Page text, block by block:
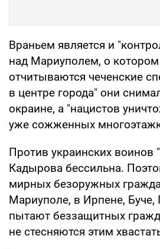
Враньем является и
над Мариуполем, о
отчитываются чеченские
в центре города" они
окраине, а "нацистов
уже сожженных
Против украинских воинов
Кадырова бессильна.
мирных безоружных
Мариуполе, в Ирпене, Буче,
пытают беззащитных
не стесняются этим